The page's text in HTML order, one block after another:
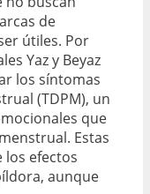
de
útiles. Por
Yaz y Beyaz
los síntomas
(TDPM), un
que
Estas
los efectos
aunque